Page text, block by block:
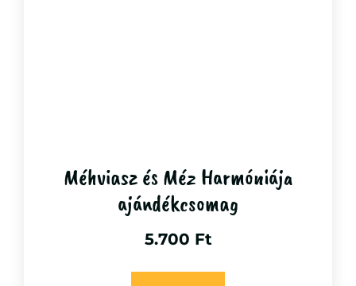
Méhviasz és Méz Harmóniája
ajándékcsomag
5.700 Ft